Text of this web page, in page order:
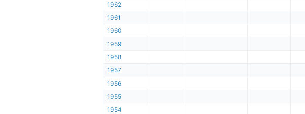
1962
1961
1960
1959
1958
1957
1956
1955
1954